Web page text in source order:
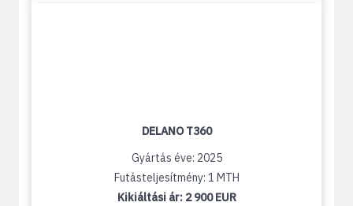
DELANO T360
Gyártás éve: 2025
Futásteljesítmény: 1 MTH
Kikiáltási ár: 2 900 EUR